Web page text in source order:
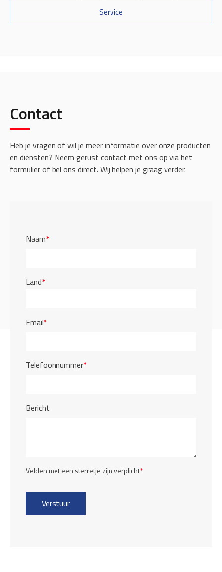
Service
Contact
Heb je vragen of wil je meer informatie over onze producten
en diensten? Neem gerust contact met ons op via het
formulier of bel ons direct. Wij helpen je graag verder.
Naam*
Land*
Email*
Telefoonnummer*
Bericht
Velden met een sterretje zijn verplicht*